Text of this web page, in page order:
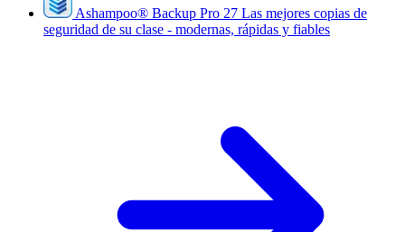
Ashampoo® Backup Pro 27 Las mejores copias de
seguridad de su clase - modernas, rápidas y fiables